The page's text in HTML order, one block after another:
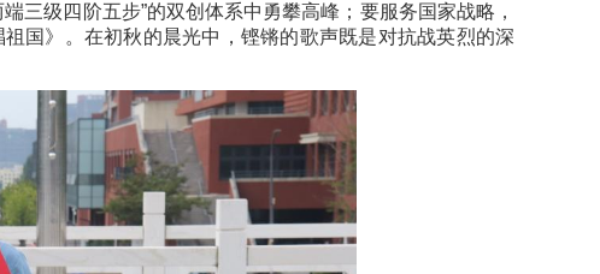
三级四阶五步”的双创体系中勇攀高峰；要服务国家战略，
国》。在初秋的晨光中，铿锵的歌声既是对抗战英烈的深